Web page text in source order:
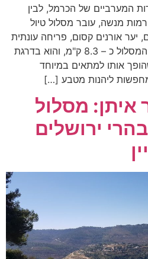
המערביים של הכרמל, לבין
מנשה, עובר מסלול טיול
יער אורנים קסום, פריחה עונתית
ושפע נקודות עניין. אורכו של המסלול כ – 8.3 ק"מ, והוא בדרגת
אותו למתאים במיוחד
ליהנות מטבע […]
איתן: מסלול
ירושלים